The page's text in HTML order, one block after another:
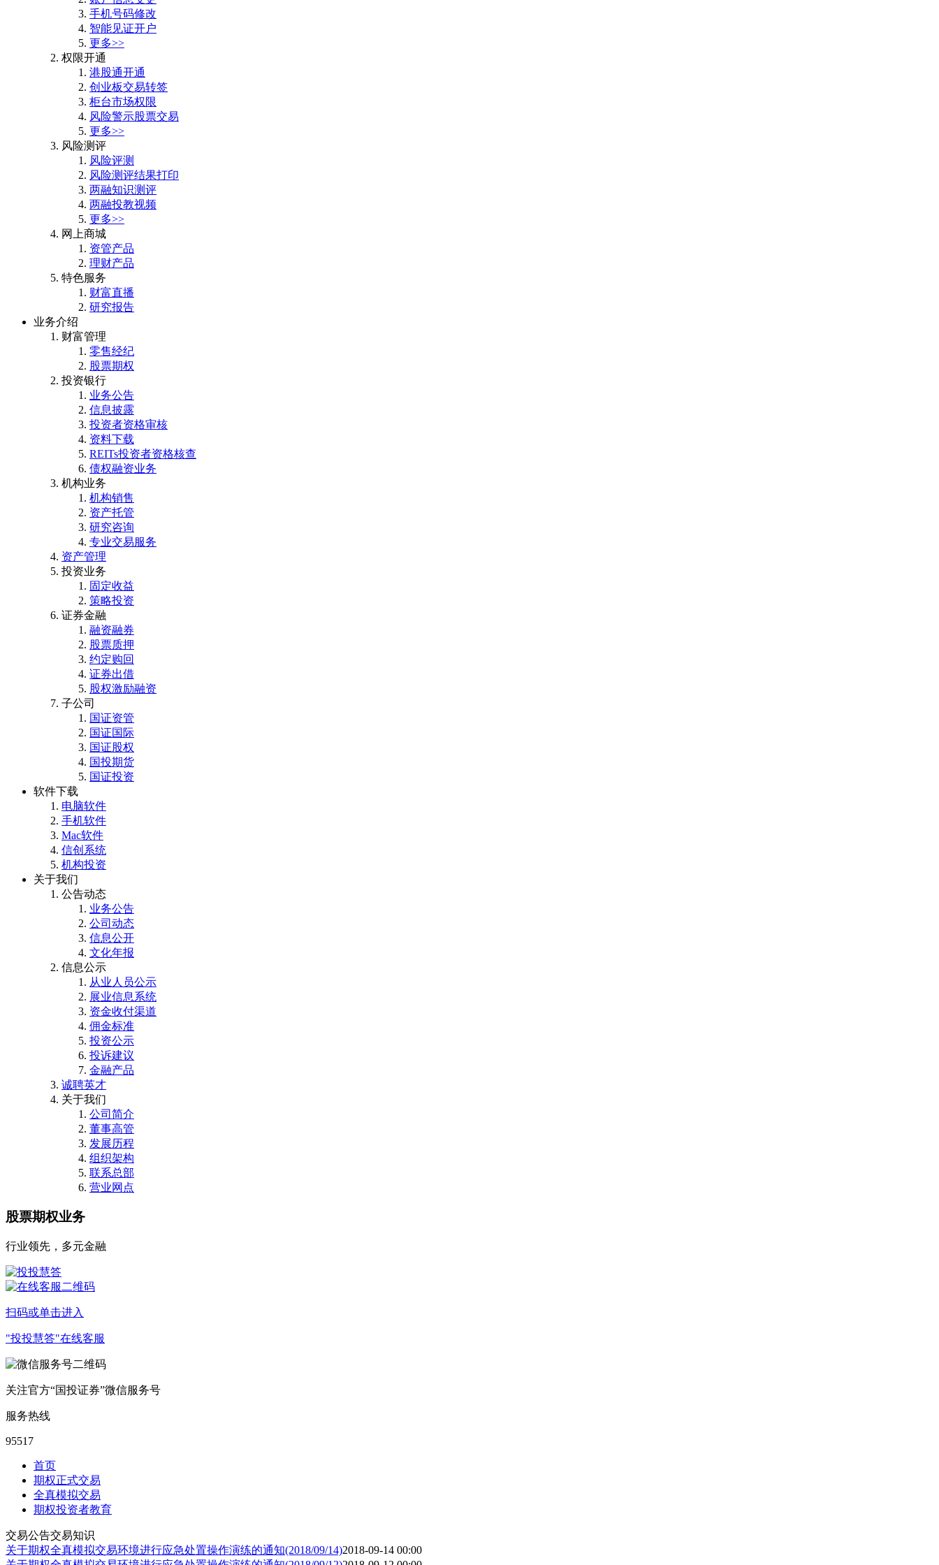
手机号码修改
智能见证开户
更多>>
权限开通
港股通开通
创业板交易转签
柜台市场权限
风险警示股票交易
更多>>
风险测评
风险评测
风险测评结果打印
两融知识测评
两融投教视频
更多>>
网上商城
资管产品
理财产品
特色服务
财富直播
研究报告
业务介绍
财富管理
零售经纪
股票期权
投资银行
业务公告
信息披露
投资者资格审核
资料下载
REITs投资者资格核查
债权融资业务
机构业务
机构销售
资产托管
研究咨询
专业交易服务
资产管理
投资业务
固定收益
策略投资
证券金融
融资融券
股票质押
约定购回
证券出借
股权激励融资
子公司
国证资管
国证国际
国证股权
国投期货
国证投资
软件下载
电脑软件
手机软件
Mac软件
信创系统
机构投资
关于我们
公告动态
业务公告
公司动态
信息公开
文化年报
信息公示
从业人员公示
展业信息系统
资金收付渠道
佣金标准
投资公示
投诉建议
金融产品
诚聘英才
关于我们
公司简介
董事高管
发展历程
组织架构
联系总部
营业网点
股票期权业务
行业领先，多元金融
扫码或单击进入
"投投慧答"在线客服
关注官方“国投证券”微信服务号
服务热线
95517
首页
期权正式交易
全真模拟交易
期权投资者教育
交易公告交易知识
关于期权全真模拟交易环境进行应急处置操作演练的通知(2018/09/14)2018-09-14 00:00